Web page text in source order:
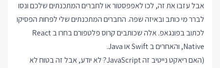
אבל עזבו את זה, לכו לאפפסטור או לחברים המתכנתים שלכם ונסו
לברר מי כותב ובאיזה שפה. החברים המתכנתים שלי לפחות הפסיקו
לכתוב בפונגאפ. אלה שכותבים קרוס פלטפורם בחרו ב React
Native, והאחרים ב Swift או Java.
(האם ריאקט נייטיב זה JavaScript? לא יודע, אבל זה בטוח לא